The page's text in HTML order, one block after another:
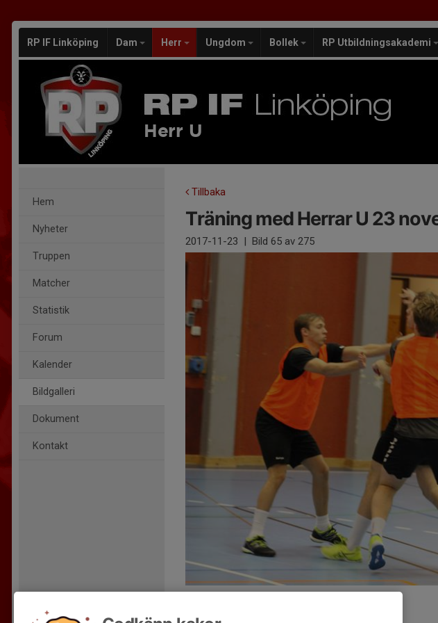
RP IF Linköping Dam Herr Ungdom Bollek RP Utbildningsakademi
Herr U
Hem
Nyheter
Truppen
Matcher
Statistik
Forum
Kalender
Bildgalleri
Dokument
Kontakt
Tillbaka
Träning med Herrar U 23
2017-11-23 | Bild 65 av 275